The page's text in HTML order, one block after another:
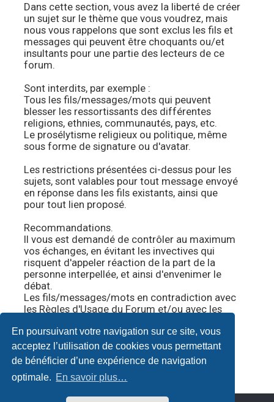
En poursuivant votre navigation sur ce site, vous
acceptez l’utilisation de cookies vous permettant
de bénéficier d’une expérience de navigation
optimale. En savoir plus…
Dans cette section, vous avez la liberté de créer
un sujet sur le thème que vous voudrez, mais
nous vous rappelons que sont exclus les fils et
messages qui peuvent être choquants ou/et
insultants pour une partie des lecteurs de ce
forum.
Sont interdits, par exemple :
Tous les fils/messages/mots qui peuvent
blesser les ressortissants des différentes
religions, ethnies, communautés, pays, etc.
Le prosélytisme religieux ou politique, même
sous forme de signature ou d'avatar.
Les restrictions présentées ci-dessus pour les
sujets, sont valables pour tout message envoyé
en réponse dans les fils existants, ainsi que
pour tout lien proposé.
Recommandations.
Il vous est demandé de contrôler au maximum
vos échanges, en évitant les invectives qui
risquent d'appeler réaction de la part de la
personne interpellée, et ainsi d'envenimer le
débat.
Les fils/messages/mots en contradiction avec
les Règles d'Usage du Forum et/ou avec les
supprimés sans explication.
Vivre et échanger en bonne entente ne tient
qu'à nous.#